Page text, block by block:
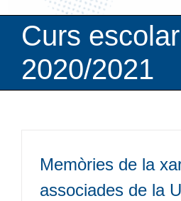
Curs escolar
2020/2021
Memòries de la
associades de la